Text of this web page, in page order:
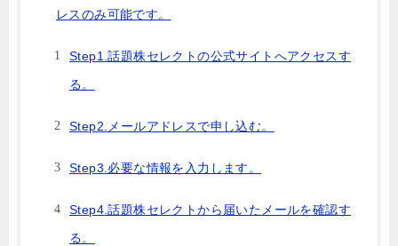
レスのみ可能です。
Step1.話題株セレクトの公式サイトへアクセスす
る。
Step2.メールアドレスで申し込む。
Step3.必要な情報を入力します。
Step4.話題株セレクトから届いたメールを確認す
る。